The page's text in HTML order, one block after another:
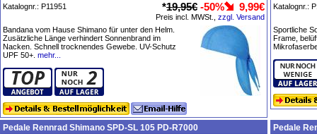
Katalognr.: P11951 *19,95€ -50% 9,99€
Preis incl. MWSt., zzgl. Versand
Bandana vom Hause Shimano für unter den Helm.
Zusätzliche Länge verhindert Sonnenbrand im
Nacken. Schnell trocknendes Gewebe. UV-Schutz
UPF 50+. mehr...
Katalognr.:
Sportliche
Frame,
Pedale Rennrad Shimano SPD-SL 105 PD-R7000 Pedale